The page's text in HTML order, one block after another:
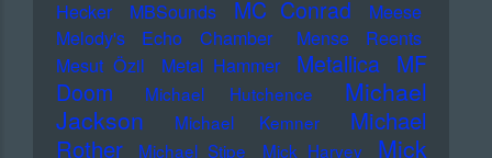
Hecker
MBSounds MC Conrad
Meese
Melody's Echo Chamber
Mense Reents
Mesut Özil
Metal Hammer Metallica MF
Doom
Michael Hutchence
Michael
Jackson
Michael Kemner
Michael
Rother
Michael Stipe Mick Harvey
Mick